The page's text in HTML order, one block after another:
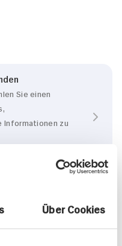
Über Cookies
Sie einen
Informationen zu